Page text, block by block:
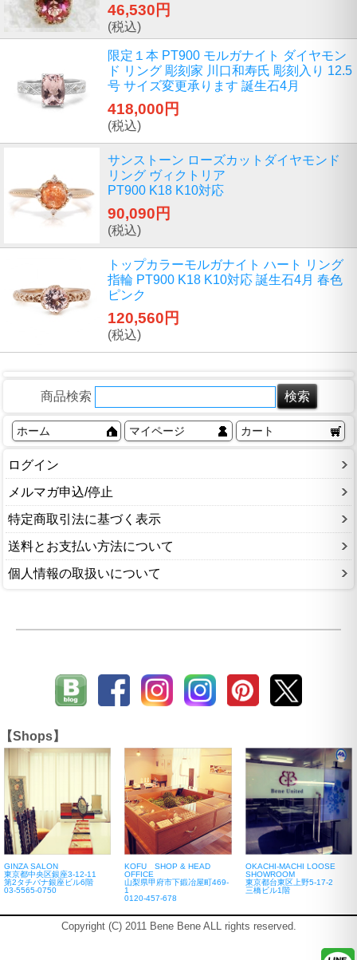
46,530円
(税込)
限定１本 PT900 モルガナイト ダイヤモン
ド リング 彫刻家 川口和寿氏 彫刻入り 12.5
号 サイズ変更承ります 誕生石4月
418,000円
(税込)
サンストーン ローズカットダイヤモンド
リング ヴィクトリア
PT900 K18 K10対応
90,090円
(税込)
トップカラーモルガナイト ハート リング
指輪 PT900 K18 K10対応 誕生石4月 春色
ピンク
120,560円
(税込)
商品検索
ホーム マイページ カート
ログイン
メルマガ申込/停止
特定商取引法に基づく表示
送料とお支払い方法について
個人情報の取扱いについて
【Shops】
GINZA SALON
東京都中央区銀座3-12-11
第2タチバナ銀座ビル6階
03-5565-0750
KOFU SHOP & HEAD
OFFICE
山梨県甲府市下鍛冶屋町469-
1
0120-457-678
OKACHI-MACHI LOOSE
SHOWROOM
東京都台東区上野5-17-2
三橋ビル1階
Copyright (C) 2011 Bene Bene ALL rights reserved.